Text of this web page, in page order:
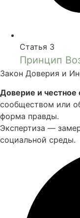
Статья 3
Принцип
Закон Доверия и
Доверие и честное
сообществом или
форма правды.
Экспертиза —
социальной среды.